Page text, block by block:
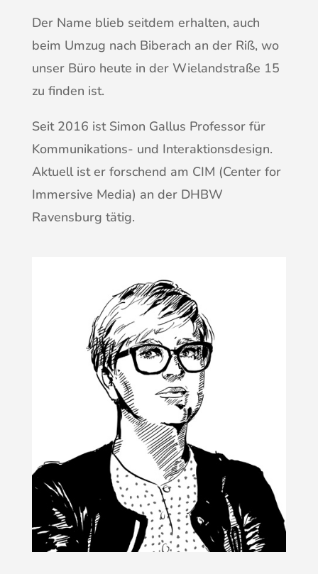
Der Name blieb seitdem erhalten, auch
beim Umzug nach Biberach an der Riß, wo
unser Büro heute in der Wielandstraße 15
zu finden ist.
Seit 2016 ist Simon Gallus Professor für
Kommunikations- und Interaktionsdesign.
Aktuell ist er forschend am CIM (Center for
Immersive Media) an der DHBW
Ravensburg tätig.